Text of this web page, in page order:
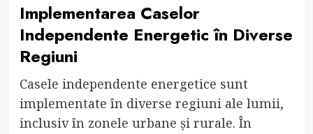
Implementarea Caselor
Independente Energetic în Diverse
Regiuni
Casele independente energetice sunt
implementate în diverse regiuni ale lumii,
inclusiv în zonele urbane și rurale. În